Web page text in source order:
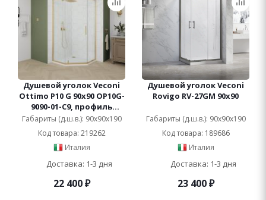
Душевой уголок Veconi
Ottimo P10 G 90x90 OP10G-
9090-01-C9, профиль
золото брашированное,
стекло прозрачное
Габариты (д.ш.в.): 90x90x190
Код товара: 219262
Италия
Доставка: 1-3 дня
22 400₽
Душевой уголок Veconi
Rovigo RV-27GM 90x90
Габариты (д.ш.в.): 90x90x190
Код товара: 189686
Италия
Доставка: 1-3 дня
23 400₽